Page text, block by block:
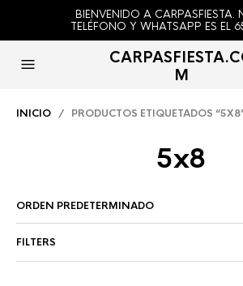
BIENVENIDO A CARPASFIESTA.
TELÉFONO Y WHATSAPP ES EL
M
INICIO / PRODUCTOS ETIQUETADOS
5x8
FILTERS